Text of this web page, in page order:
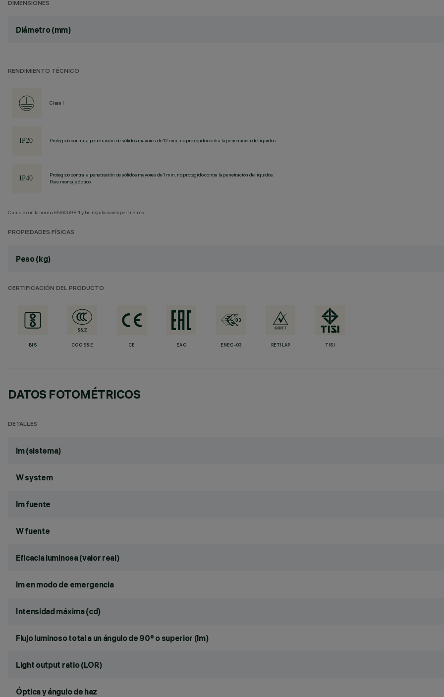
DIMENSIONES
Diámetro (mm)
RENDIMIENTO TÉCNICO
Class I
Protegido contra la penetración de sólidos mayores de 12 mm, no protegido contra la penetración de líquidos.
Protegido contra la penetración de sólidos mayores de 1 mm, no protegido contra la penetración de líquidos.
Para montaje óptico
Cumple con la norma EN60598-1 y las regulaciones pertinentes.
PROPIEDADES FÍSICAS
Peso (kg)
CERTIFICACIÓN DEL PRODUCTO
BIS CCC S&E CE EAC ENEC-03 RETILAP TISI
DATOS FOTOMÉTRICOS
DETALLES
lm (sistema)
W system
lm fuente
W fuente
Eficacia luminosa (valor real)
lm en modo de emergencia
Intensidad máxima (cd)
Flujo luminoso total a un ángulo de 90° o superior (lm)
Light output ratio (LOR)
Óptica y ángulo de haz